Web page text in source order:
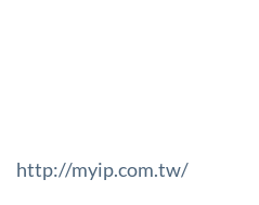
http://myip.com.tw/